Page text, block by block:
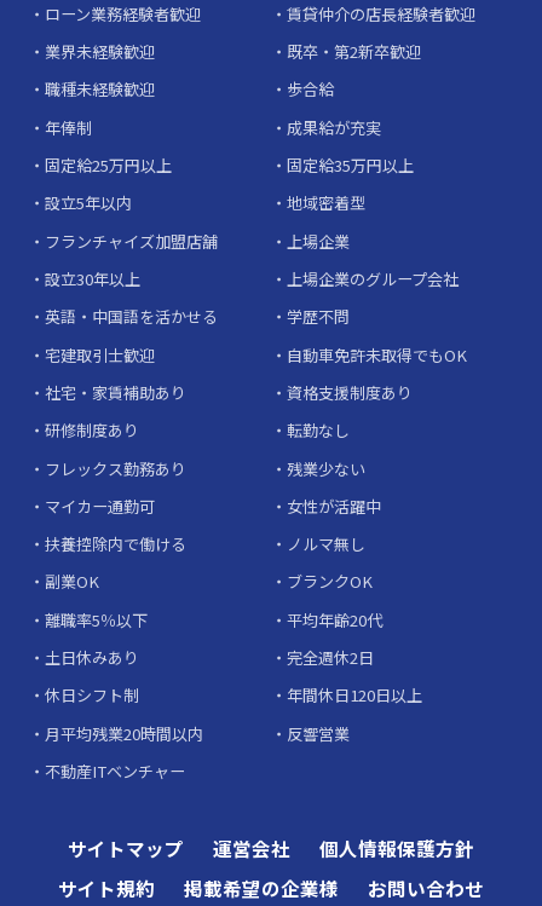
ローン業務経験者歓迎
賃貸仲介の店長経験者歓迎
業界未経験歓迎
既卒・第2新卒歓迎
職種未経験歓迎
歩合給
年俸制
成果給が充実
固定給25万円以上
固定給35万円以上
設立5年以内
地域密着型
フランチャイズ加盟店舗
上場企業
設立30年以上
上場企業のグループ会社
英語・中国語を活かせる
学歴不問
宅建取引士歓迎
自動車免許未取得でもOK
社宅・家賃補助あり
資格支援制度あり
研修制度あり
転勤なし
フレックス勤務あり
残業少ない
マイカー通勤可
女性が活躍中
扶養控除内で働ける
ノルマ無し
副業OK
ブランクOK
離職率5％以下
平均年齢20代
土日休みあり
完全週休2日
休日シフト制
年間休日120日以上
月平均残業20時間以内
反響営業
不動産ITベンチャー
サイトマップ 運営会社
個人情報保護方針
サイト規約
掲載希望の企業様 お問い合わせ